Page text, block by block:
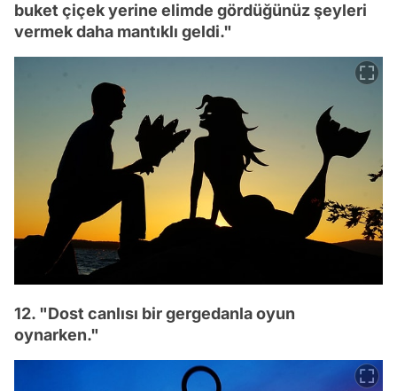
buket çiçek yerine elimde gördüğünüz şeyleri
vermek daha mantıklı geldi."
12. "Dost canlısı bir gergedanla oyun
oynarken."